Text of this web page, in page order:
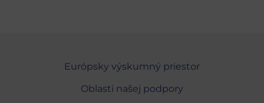
Európsky výskumný priestor
Oblasti našej podpory